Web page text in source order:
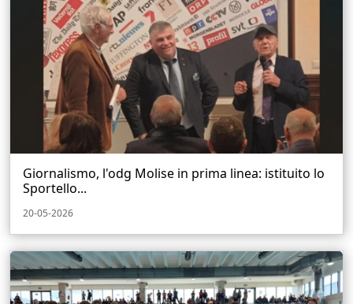
Giornalismo, l'odg Molise in prima linea: istituito lo
Sportello...
20-05-2026